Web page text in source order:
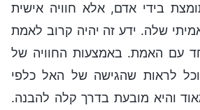
בידי אדם, אלא חוויה אישית
שלה. ידע זה יהיה קרוב לאמת
עם האמת. באמצעות החוויה של
לראות שהגישה של האל כלפי
והיא מובעת בדרך קלה להבנה.